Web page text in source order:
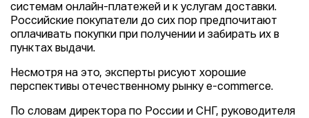
системам онлайн-платежей и к услугам доставки.
Российские покупатели до сих пор предпочитают
оплачивать покупки при получении и забирать их в
пунктах выдачи.
Несмотря на это, эксперты рисуют хорошие
перспективы отечественному рынку e-commerce.
По словам директора по России и СНГ, руководителя